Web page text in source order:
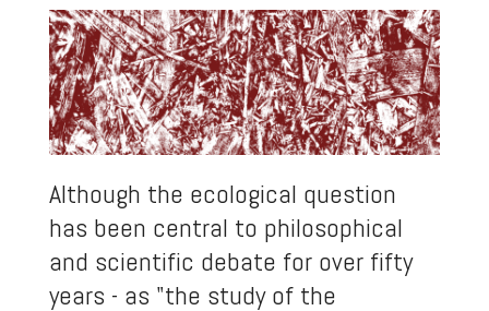
Although the ecological question
has been central to philosophical
and scientific debate for over fifty
years - as "the study of the